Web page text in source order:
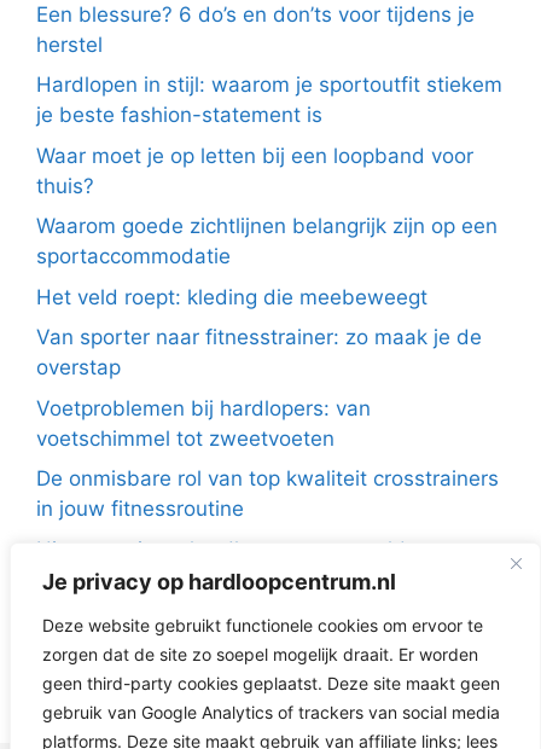
Je privacy op hardloopcentrum.nl
Deze website gebruikt functionele cookies om ervoor te
zorgen dat de site zo soepel mogelijk draait. Er worden
geen third-party cookies geplaatst. Deze site maakt geen
gebruik van Google Analytics of trackers van social media
platforms. Deze site maakt gebruik van affiliate links; lees
Een blessure? 6 do’s en don’ts voor tijdens je
herstel
Hardlopen in stijl: waarom je sportoutfit stiekem
je beste fashion-statement is
Waar moet je op letten bij een loopband voor
thuis?
Waarom goede zichtlijnen belangrijk zijn op een
sportaccommodatie
Het veld roept: kleding die meebeweegt
Van sporter naar fitnesstrainer: zo maak je de
overstap
Voetproblemen bij hardlopers: van
voetschimmel tot zweetvoeten
De onmisbare rol van top kwaliteit crosstrainers
in jouw fitnessroutine
Hier moet jouw hardloopvest aan voldoen
Herstellen na het hardlopen: zo zorg je goed
voor jezelf
Hardlopen in de winter: dit doet kou met je huid
(en wat je eraan doet)